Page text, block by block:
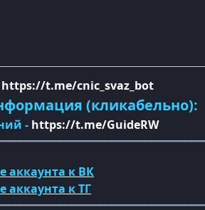
https://t.me/cnic_svaz_bot
(кликабельно):
- https://t.me/GuideRW
аккаунта к ВК
аккаунта к ТГ